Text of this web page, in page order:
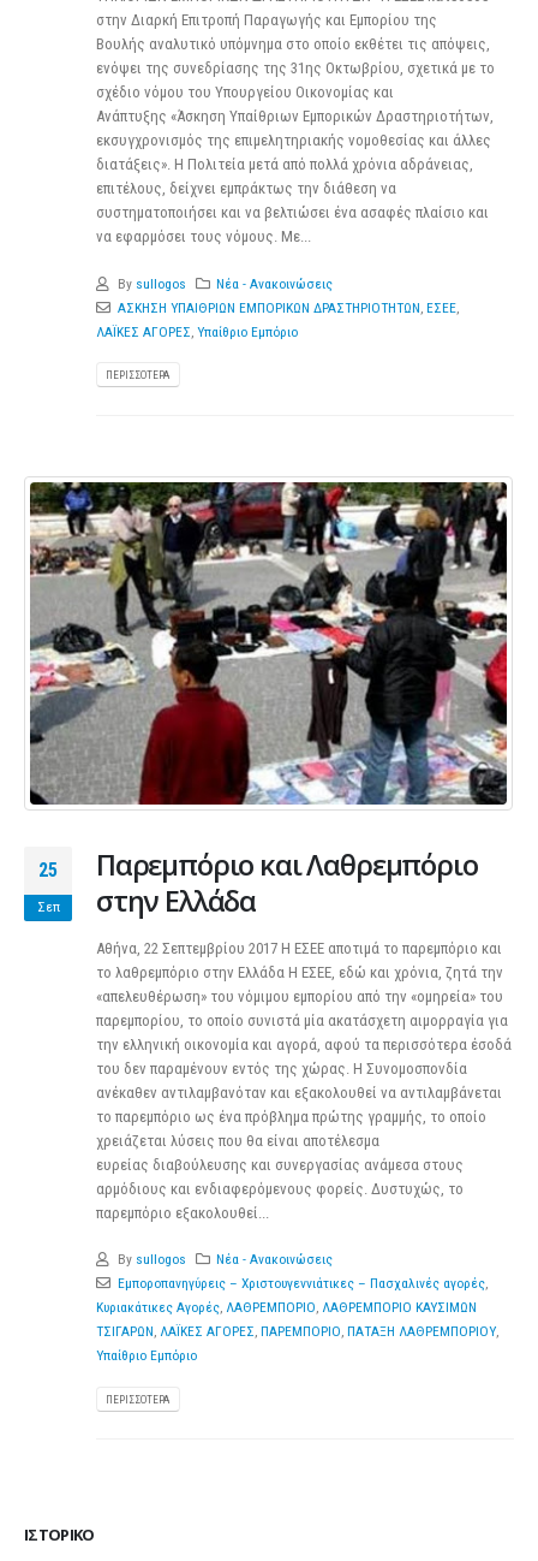
στην Διαρκή Επιτροπή Παραγωγής και Εμπορίου της
Βουλής αναλυτικό υπόμνημα στο οποίο εκθέτει τις απόψεις,
ενόψει της συνεδρίασης της 31ης Οκτωβρίου, σχετικά με το
σχέδιο νόμου του Υπουργείου Οικονομίας και
Ανάπτυξης «Άσκηση Υπαίθριων Εμπορικών Δραστηριοτήτων,
εκσυγχρονισμός της επιμελητηριακής νομοθεσίας και άλλες
διατάξεις». Η Πολιτεία μετά από πολλά χρόνια αδράνειας,
επιτέλους, δείχνει εμπράκτως την διάθεση να
συστηματοποιήσει και να βελτιώσει ένα ασαφές πλαίσιο και
να εφαρμόσει τους νόμους. Με...
By sullogos
Νέα - Ανακοινώσεις
ΑΣΚΗΣΗ ΥΠΑΙΘΡΙΩΝ ΕΜΠΟΡΙΚΩΝ ΔΡΑΣΤΗΡΙΟΤΗΤΩΝ, ΕΣΕΕ,
ΛΑΪΚΕΣ ΑΓΟΡΕΣ, Υπαίθριο Εμπόριο
ΠΕΡΙΣΣΌΤΕΡΑ
25
Σεπ
Παρεμπόριο και Λαθρεμπόριο
στην Ελλάδα
Αθήνα, 22 Σεπτεμβρίου 2017 Η ΕΣΕΕ αποτιμά το παρεμπόριο και
το λαθρεμπόριο στην Ελλάδα Η ΕΣΕΕ, εδώ και χρόνια, ζητά την
«απελευθέρωση» του νόμιμου εμπορίου από την «ομηρεία» του
παρεμπορίου, το οποίο συνιστά μία ακατάσχετη αιμορραγία για
την ελληνική οικονομία και αγορά, αφού τα περισσότερα έσοδά
του δεν παραμένουν εντός της χώρας. Η Συνομοσπονδία
ανέκαθεν αντιλαμβανόταν και εξακολουθεί να αντιλαμβάνεται
το παρεμπόριο ως ένα πρόβλημα πρώτης γραμμής, το οποίο
χρειάζεται λύσεις που θα είναι αποτέλεσμα
ευρείας διαβούλευσης και συνεργασίας ανάμεσα στους
αρμόδιους και ενδιαφερόμενους φορείς. Δυστυχώς, το
παρεμπόριο εξακολουθεί...
By sullogos
Νέα - Ανακοινώσεις
Εμποροπανηγύρεις – Χριστουγεννιάτικες – Πασχαλινές αγορές,
Κυριακάτικες Αγορές, ΛΑΘΡΕΜΠΟΡΙΟ, ΛΑΘΡΕΜΠΟΡΙΟ ΚΑΥΣΙΜΩΝ
ΤΣΙΓΑΡΩΝ, ΛΑΪΚΕΣ ΑΓΟΡΕΣ, ΠΑΡΕΜΠΟΡΙΟ, ΠΑΤΑΞΗ ΛΑΘΡΕΜΠΟΡΙΟΥ,
Υπαίθριο Εμπόριο
ΠΕΡΙΣΣΌΤΕΡΑ
ΙΣΤΟΡΙΚΌ